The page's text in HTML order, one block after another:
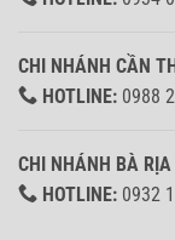
CHI NHÁNH CẦN
HOTLINE: 0988
CHI NHÁNH BÀ
HOTLINE: 0932